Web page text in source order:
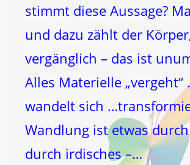
stimmt diese Aussage?
und dazu zählt der
vergänglich – das ist
Alles Materielle „vergeht“
wandelt sich
Wandlung ist etwas
durch irdisches –…